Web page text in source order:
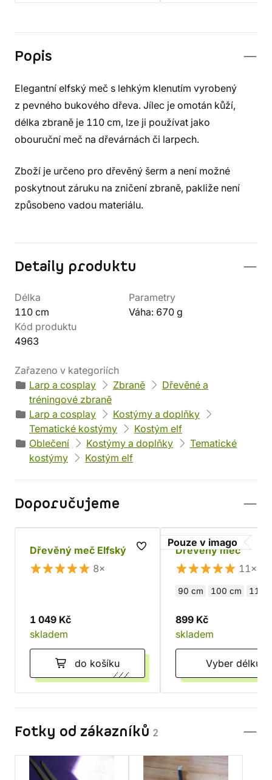
Popis
Elegantní elfský meč s lehkým klenutím vyrobený
z pevného bukového dřeva. Jílec je omotán kůží,
délka zbraně je 110 cm, lze ji používat jako
obouruční meč na dřevárnách či larpech.
Zboží je určeno pro dřevěný šerm a není možné
poskytnout záruku na zničení zbraně, pakliže není
způsobeno vadou materiálu.
Detaily produktu
Délka
110 cm
Parametry
Váha: 670 g
Kód produktu
4963
Zařazeno v kategoriích
Larp a cosplay
Zbraně
Dřevěné a
tréningové zbraně
Larp a cosplay
Kostýmy a doplňky
Tematické kostýmy
Kostým elf
Oblečení
Kostýmy a doplňky
Tematické
kostýmy
Kostým elf
Doporučujeme
Dřevěný meč Elfský
8×
1 049 Kč
skladem
do košíku
Pouze v imago
Dřevěný meč
11×
90 cm 100 cm 110
899 Kč
skladem
Vyber délku
Fotky od zákazníků 2